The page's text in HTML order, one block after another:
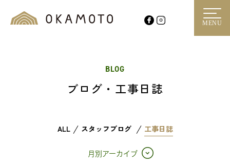
MENU
BLOG
ブログ・工事日誌
ALL スタッフブログ 工事日誌
月別アーカイブ